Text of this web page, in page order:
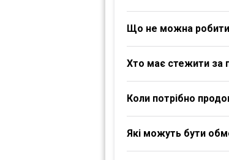
Що не можна робити
Хто має стежити за
Коли потрібно
Які можуть бути